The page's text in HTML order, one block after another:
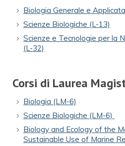
Biologia Generale e
Scienze Biologiche (L-13)
Scienze e Tecnologie per la
(L-32)
Corsi di Laurea
Biologia (LM-6)
Scienze Biologiche (LM-6)
Biology and Ecology of the
Sustainable Use of Marine